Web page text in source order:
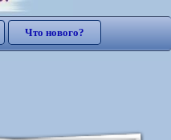
Что нового?